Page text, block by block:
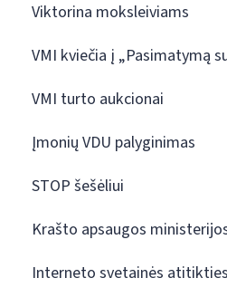
Viktorina moksleiviams
VMI kviečia į „Pasimatymą
VMI turto aukcionai
Įmonių VDU palyginimas
STOP šešėliui
Krašto apsaugos
Interneto svetainės